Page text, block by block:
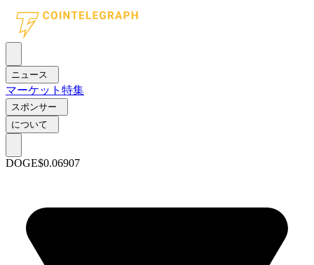
ニュース
マーケット 特集
スポンサー
について
DOGE$0.06907